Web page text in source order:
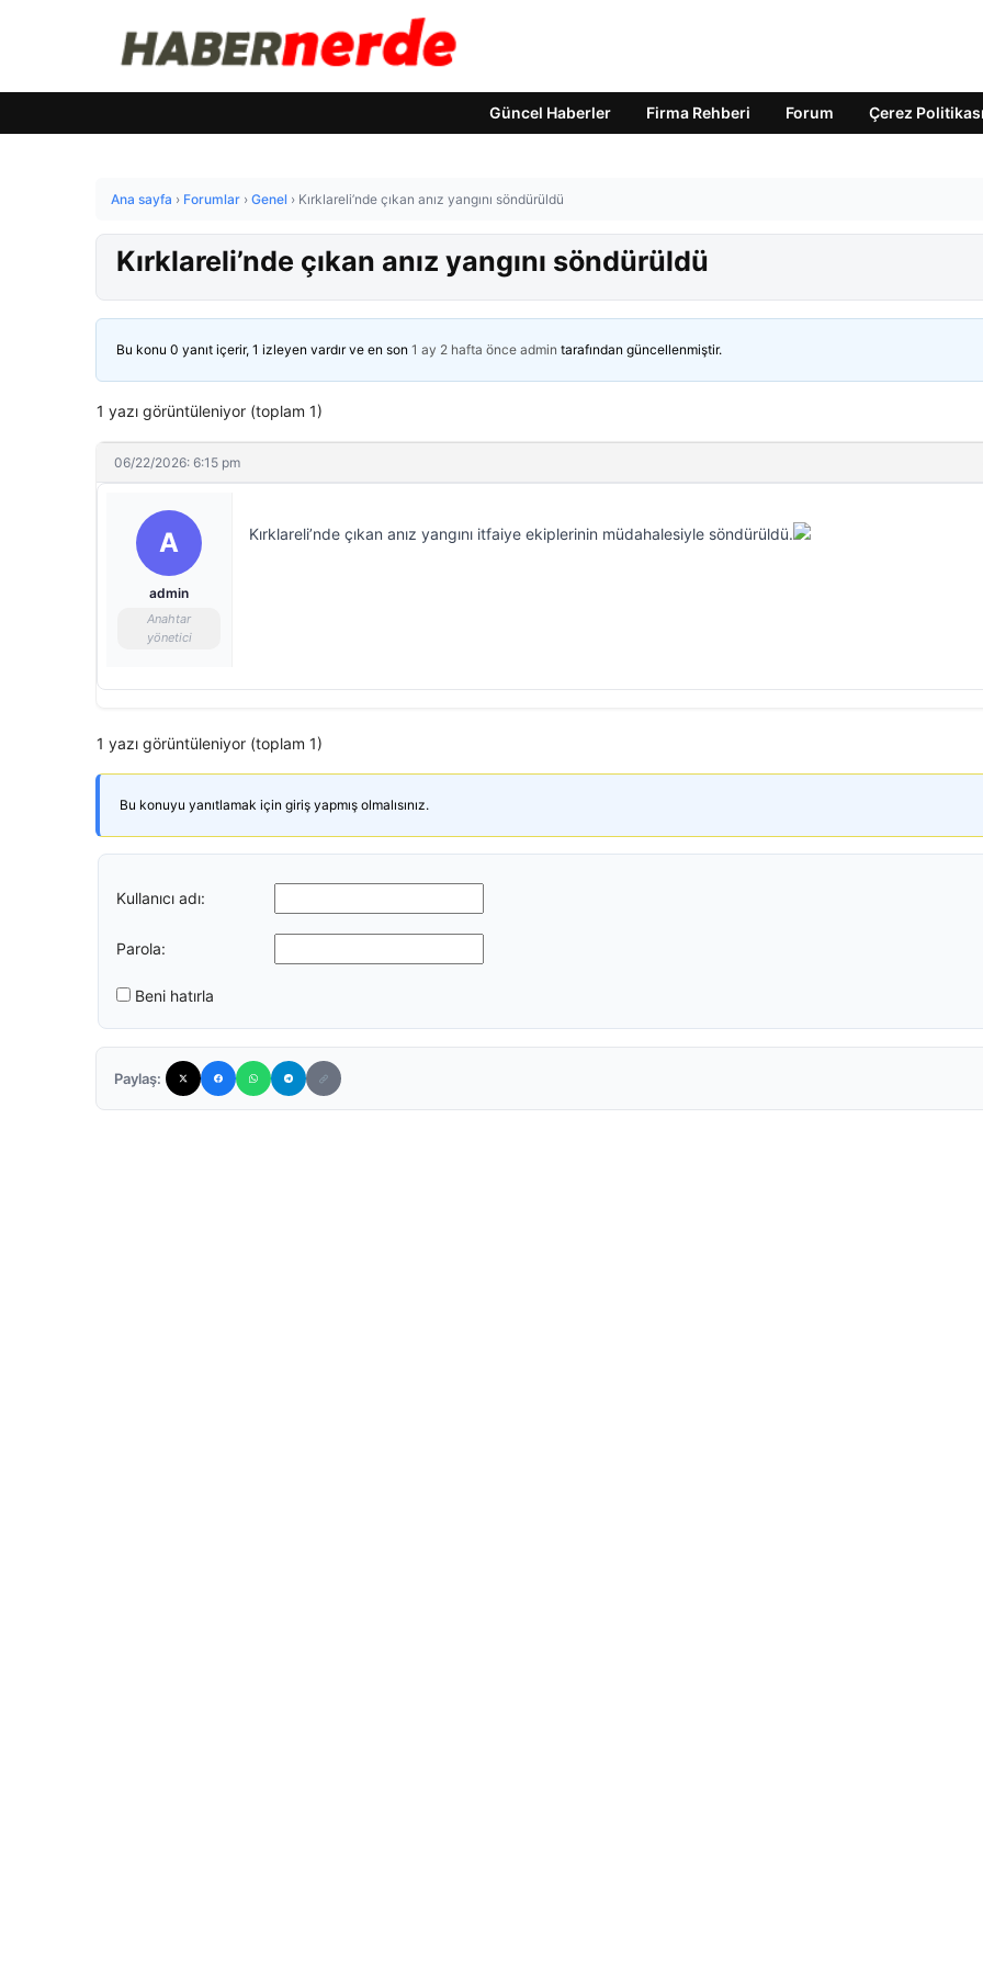
Güncel Haberler Firma Rehberi Forum Çerez Politikası
Ana sayfa › Forumlar › Genel › Kırklareli’nde çıkan anız yangını söndürüldü
Kırklareli’nde çıkan anız yangını söndürüldü
Bu konu 0 yanıt içerir, 1 izleyen vardır ve en son 1 ay 2 hafta önce admin tarafından güncellenmiştir.
1 yazı görüntüleniyor (toplam 1)
06/22/2026: 6:15 pm
A
admin
Anahtar
yönetici
Kırklareli’nde çıkan anız yangını itfaiye ekiplerinin müdahalesiyle söndürüldü.
1 yazı görüntüleniyor (toplam 1)
Bu konuyu yanıtlamak için giriş yapmış olmalısınız.
Kullanıcı adı:
Parola:
Beni hatırla
Paylaş: